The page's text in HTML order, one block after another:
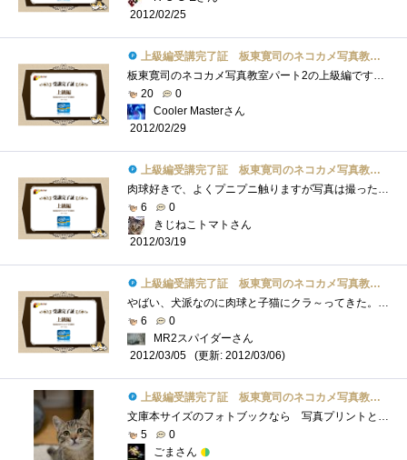
2012/02/25
上級編受講完了証 板東寛司のネコカメ写真教室パート2
板東寛司のネコカメ写真教室パート2の上級編です！ドリームページを使ってのフォトブック（オリジナル写真集）作成方法です。レイアウトなど�...
20
0
Cooler Masterさん
2012/02/29
上級編受講完了証 板東寛司のネコカメ写真教室パート2
肉球好きで、よくプニプニ触りますが写真は撮ったことないなぁ。うちの子は子猫の時から「ちゅっちゅっ」と幼児のする指吸いならず「肉球吸�...
6
0
きじねこトマトさん
2012/03/19
上級編受講完了証 板東寛司のネコカメ写真教室パート2
やばい、犬派なのに肉球と子猫にクラ～ってきた。実物は車の幌を爪で研がれたことあるからちょっとだけど、写真は可愛い！こういうの作れる�...
6
0
MR2スパイダーさん
2012/03/05
(更新: 2012/03/06)
上級編受講完了証 板東寛司のネコカメ写真教室パート2
文庫本サイズのフォトブックなら 写真プリントと同じような気軽さで作成できるかな？と 作って見る気になったものの･･･レイアウトが難�...
5
0
ごまさん